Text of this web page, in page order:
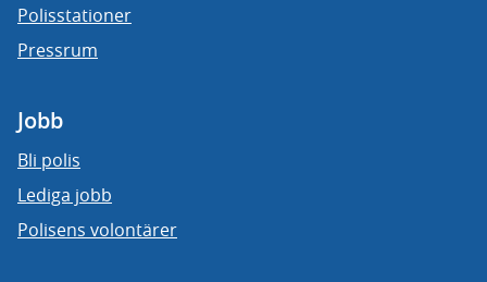
Polisstationer
Pressrum
Jobb
Bli polis
Lediga jobb
Polisens volontärer